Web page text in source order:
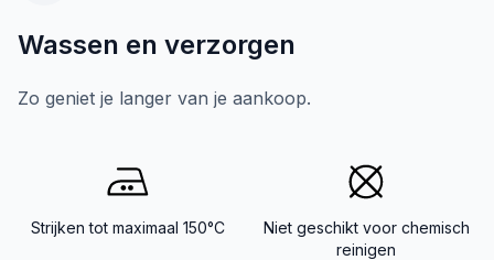
Wassen en verzorgen
Zo geniet je langer van je aankoop.
Strijken tot maximaal 150°C
Niet geschikt voor chemisch
reinigen